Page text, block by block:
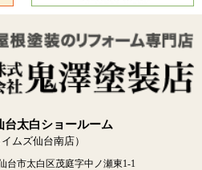
台太白ショールーム
イムズ仙台南店）
台市太白区茂庭字中ノ瀬東1-1